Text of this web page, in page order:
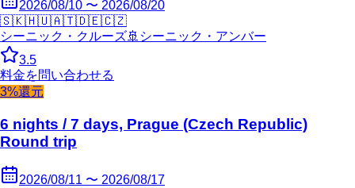
2026/08/10 〜 2026/08/20
🇸🇰🇭🇺🇦🇹🇩🇪🇨🇿
シーニック・クルーズ🚢 シーニック・アンバー
3.5
料金を問い合わせる
3%還元
6 nights / 7 days, Prague (Czech Republic)
Round trip
2026/08/11 〜 2026/08/17